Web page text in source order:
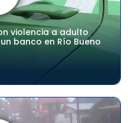
violencia a adulto
banco en Río Bueno